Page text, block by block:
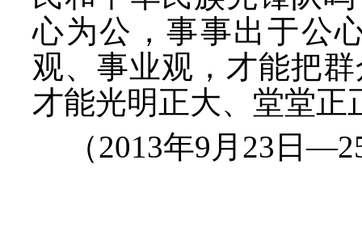
心为公，事事出于公
观、事业观，才能把
才能光明正大、堂堂正
（2013年9月23日